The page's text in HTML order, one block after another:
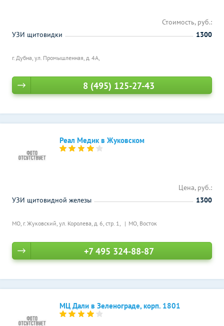
г. Дубна, ул. Промышленная, д. 4А,
Стоимость, руб.:
УЗИ щитовидки
1300
8 (495) 125-27-43
Реал Медик в Жуковском
МО, г. Жуковский, ул. Королева, д. 6, стр. 1, МО, Восток
Цена, руб.:
УЗИ щитовидной железы
1300
+7 495 324-88-87
МЦ Дали в Зеленограде, корп. 1801